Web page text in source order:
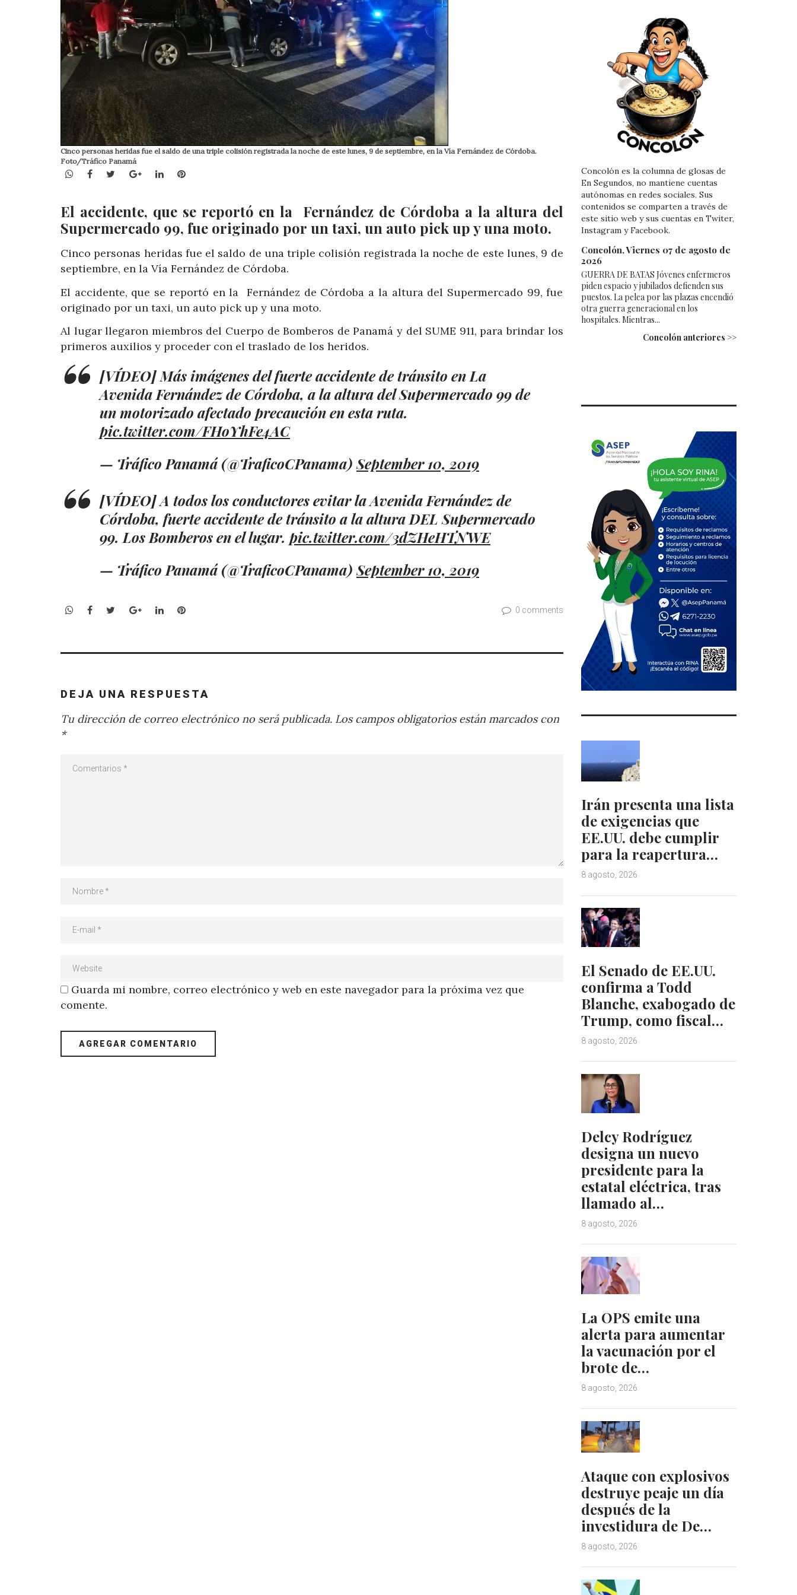
Cinco personas heridas fue el saldo de una triple colisión registrada la noche de este lunes, 9 de septiembre, en la Vía Fernández de Córdoba.
Foto/Tráfico Panamá
WhatsApp
Facebook
TwitterGoogle+LinkedInPinterest
El accidente, que se reportó en la Fernández de Córdoba a la altura del
Supermercado 99, fue originado por un taxi, un auto pick up y una moto.
Cinco personas heridas fue el saldo de una triple colisión registrada la noche de este lunes, 9 de
septiembre, en la Vía Fernández de Córdoba.
El accidente, que se reportó en la Fernández de Córdoba a la altura del Supermercado 99, fue
originado por un taxi, un auto pick up y una moto.
Al lugar llegaron miembros del Cuerpo de Bomberos de Panamá y del SUME 911, para brindar los
primeros auxilios y proceder con el traslado de los heridos.
[VÍDEO] Más imágenes del fuerte accidente de tránsito en La
Avenida Fernández de Córdoba, a la altura del Supermercado 99 de
un motorizado afectado precaución en esta ruta.
pic.twitter.com/FHoYhFe4AC
— Tráfico Panamá (@TraficoCPanama)September 10, 2019
[VÍDEO] A todos los conductores evitar la Avenida Fernández de
Córdoba, fuerte accidente de tránsito a la altura DEL Supermercado
99. Los Bomberos en el lugar. pic.twitter.com/3dZHeHTNWE
— Tráfico Panamá (@TraficoCPanama)September 10, 2019
WhatsApp
Facebook
TwitterGoogle+LinkedInPinterest 0 comments
DEJA UNA RESPUESTA
Tu dirección de correo electrónico no será publicada. Los campos obligatorios están marcados con
*
Guarda mi nombre, correo electrónico y web en este navegador para la próxima vez que
comente.
Concolón es la columna de glosas de
En Segundos, no mantiene cuentas
autónomas en redes sociales. Sus
contenidos se comparten a través de
este sitio web y sus cuentas en Twiter,
Instagram y Facebook.
Concolón, Viernes 07 de agosto de
2026
GUERRA DE BATAS Jóvenes enfermeros
piden espacio y jubilados defienden sus
puestos. La pelea por las plazas encendió
otra guerra generacional en los
hospitales. Mientras...
Concolón anteriores >>
Irán presenta una lista
de exigencias que
EE.UU. debe cumplir
para la reapertura…
8 agosto, 2026
El Senado de EE.UU.
confirma a Todd
Blanche, exabogado de
Trump, como fiscal…
8 agosto, 2026
Delcy Rodríguez
designa un nuevo
presidente para la
estatal eléctrica, tras
llamado al…
8 agosto, 2026
La OPS emite una
alerta para aumentar
la vacunación por el
brote de…
8 agosto, 2026
Ataque con explosivos
destruye peaje un día
después de la
investidura de De…
8 agosto, 2026